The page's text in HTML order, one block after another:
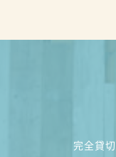
完全貸